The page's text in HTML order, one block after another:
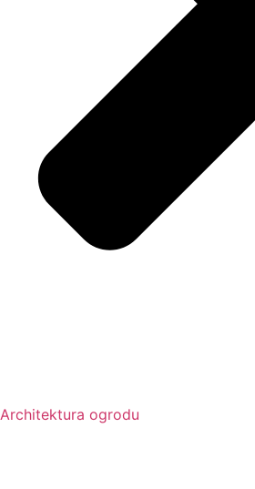
Architektura ogrodu